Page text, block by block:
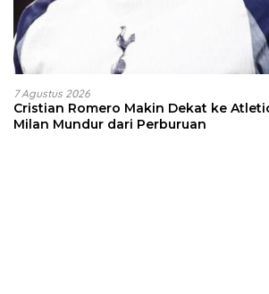
7 Agustus 2026
Cristian Romero Makin Dekat ke
Milan Mundur dari Perburuan